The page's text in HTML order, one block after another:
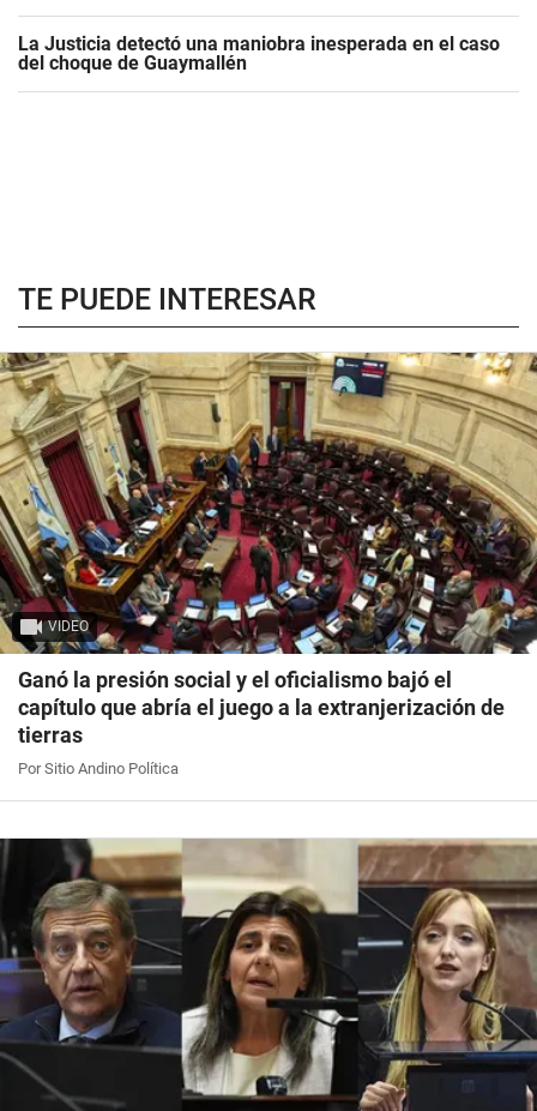
La Justicia detectó una maniobra inesperada en el caso
del choque de Guaymallén
TE PUEDE INTERESAR
VIDEO
Ganó la presión social y el oficialismo bajó el
capítulo que abría el juego a la extranjerización de
tierras
Por Sitio Andino Política